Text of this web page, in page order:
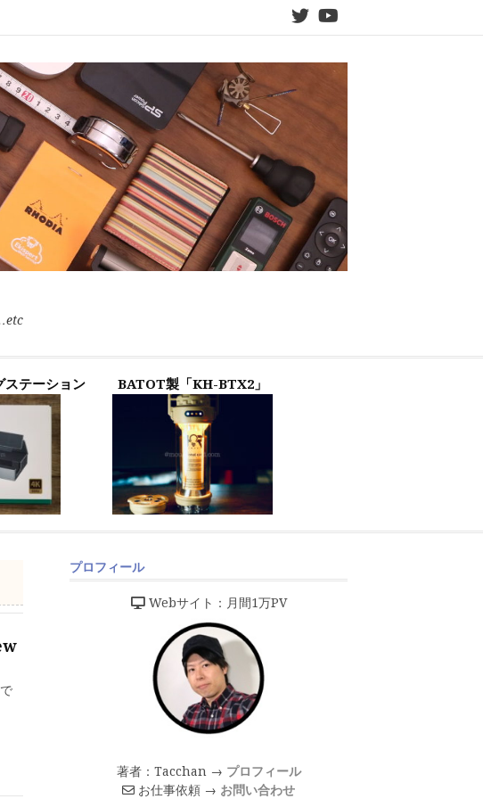
twitter
ステーション BATOT製「KH-BTX2」
プロフィール
Webサイト：月間1万PV
著者：Tacchan → プロフィール
お仕事依頼 → お問い合わせ